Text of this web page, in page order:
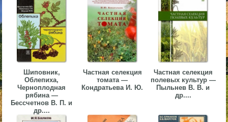
Шиповник,
Облепиха,
Черноплодная
рябина —
Бессчетнов В. П. и
др....
Частная селекция
томата —
Кондратьева И. Ю.
Частная селекция
полевых культур —
Пыльнев В. В. и
др....
▼
▼